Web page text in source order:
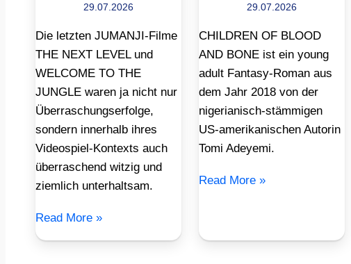
29.07.2026
Die letzten JUMANJI-Filme
THE NEXT LEVEL und
WELCOME TO THE
JUNGLE waren ja nicht nur
Überraschungserfolge,
sondern innerhalb ihres
Videospiel-Kontexts auch
überraschend witzig und
ziemlich unterhaltsam.
Read More »
29.07.2026
CHILDREN OF BLOOD
AND BONE ist ein young
adult Fantasy-Roman aus
dem Jahr 2018 von der
nigerianisch-stämmigen
US-amerikanischen Autorin
Tomi Adeyemi.
Read More »